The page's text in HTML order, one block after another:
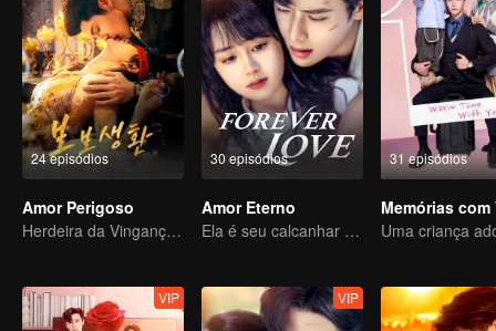
24 episódios
Amor Perigoso
Herdeira da Vingança Usa o Casamento como Isca para se Casar com um Rico
30 episódios
Amor Eterno
Ela é seu calcanhar de Aquiles e sua armadura
31 episódios
Memórias com
VIP VIP